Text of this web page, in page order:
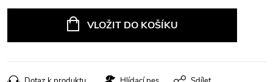
VLOŽIT DO KOŠÍKU